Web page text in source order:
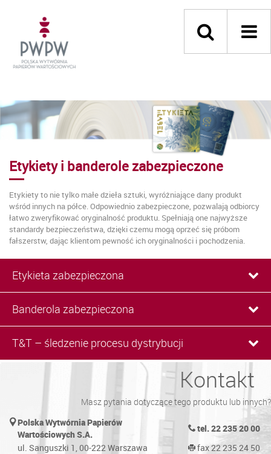
Etykiety i banderole zabezpieczone
Etykiety to nie tylko małe dzieła sztuki, wyróżniające dany produkt
wśród innych na półce. Odpowiednio zabezpieczone, pozwalają odbiorcy
łatwo zweryfikować oryginalność produktu. Spełniają one najwyższe
standardy bezpieczeństwa, dzięki czemu mogą oprzeć się próbom
fałszerstw, dając klientom pewność ich oryginalności i pochodzenia.
Etykieta zabezpieczona
Banderola zabezpieczona
T&T – śledzenie procesu dystrybucji
Kontakt
Masz pytania dotyczące tego produktu lub
Polska Wytwórnia Papierów
Wartościowych S.A.
tel. 22 235 20 00
ul. Sanguszki 1, 00-222 Warszawa
fax 22 235 24 50